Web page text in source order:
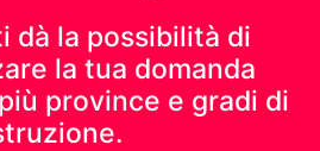
dà la possibilità di
la tua domanda
province e gradi di